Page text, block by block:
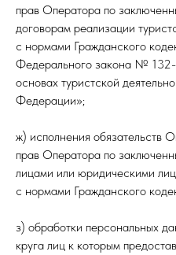
прав Оператора по
договорам реализации
с нормами Гражданского
Федерального закона №
основах туристской
Федерации»;
ж) исполнения обязательств
прав Оператора по
лицами или юридическими
с нормами Гражданского
з) обработки персональных
круга лиц к которым